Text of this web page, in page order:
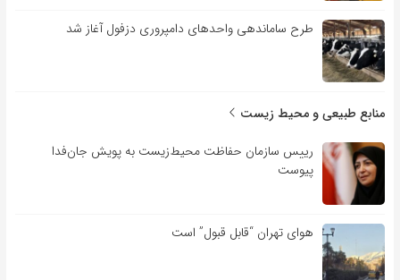
طرح ساماندهی واحدهای دامپروری دزفول آغاز شد
منابع طبیعی و محیط زیست
رییس سازمان حفاظت محیط‌زیست به پویش جان‌فدا
پیوست
هوای تهران “قابل قبول” است